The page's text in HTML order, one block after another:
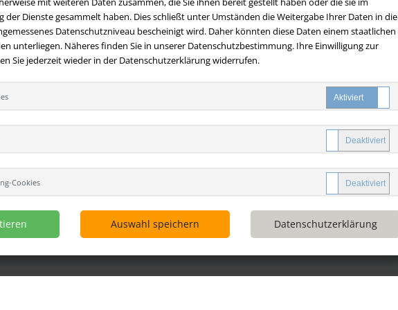
der Dienste gesammelt haben. Dies schließt unter Umständen die Weitergabe Ihrer Daten in die
Datenschutzniveau bescheinigt wird. Daher könnten diese Daten einem staatlichen
unterliegen. Näheres finden Sie in unserer Datenschutzbestimmung. Ihre Einwilligung zur
Sie jederzeit wieder in der Datenschutzerklärung widerrufen.
Cookies
LOS
Fragen.
(0)9209 20 23 188
Viele Zahlungsmethoden wie PayPal oder